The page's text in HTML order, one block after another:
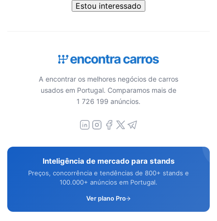
Estou interessado
A encontrar os melhores negócios de carros
usados em Portugal. Comparamos mais de
1 726 199 anúncios.
Inteligência de mercado para stands
Preços, concorrência e tendências de 800+ stands e
100.000+ anúncios em Portugal.
Ver plano Pro